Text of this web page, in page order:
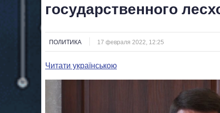
государственного
ПОЛИТИКА 17 февраля 2022, 12:25
Читати українською